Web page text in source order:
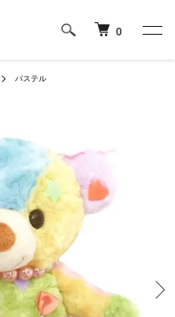
0
パステル